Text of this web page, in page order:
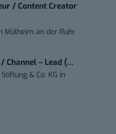
/ Content Creator
Mülheim an der Ruhr
Channel – Lead (...
& Co. KG in